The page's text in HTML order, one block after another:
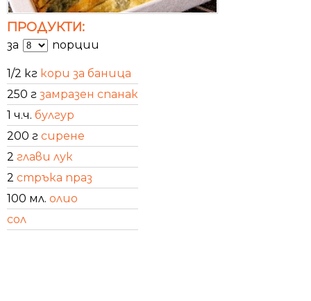
ПРОДУКТИ:
за порции
1/2 кг кори за баница
250 г замразен спанак
1 ч.ч. булгур
200 г сирене
2 глави лук
2 стръка праз
100 мл. олио
сол